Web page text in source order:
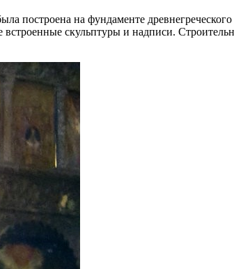
построена на фундаменте
скульптуры и надписи.